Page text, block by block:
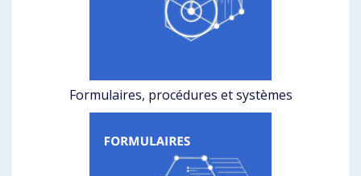
Formulaires, procédures et systèmes